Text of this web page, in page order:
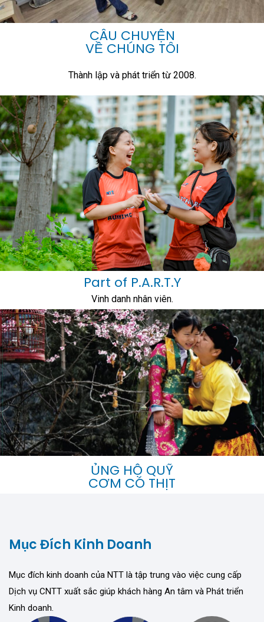
CÂU CHUYỆN
VỀ CHÚNG TÔI
Thành lập và phát triển từ 2008.
Part of P.A.R.T.Y
Vinh danh nhân viên.
ỦNG HỘ QUỸ
CƠM CÓ THỊT
Mục Đích Kinh Doanh
Mục đích kinh doanh của NTT là tập trung vào việc cung cấp
Dịch vụ CNTT xuất sắc giúp khách hàng An tâm và Phát triển
Kinh doanh.